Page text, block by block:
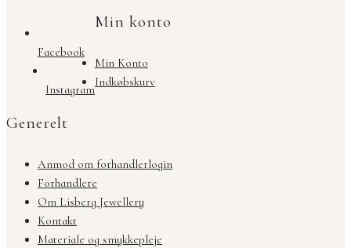
Facebook
Instagram
Min konto
Min Konto
Indkøbskurv
Generelt
Anmod om forhandlerlogin
Forhandlere
Om Lisberg Jewellery
Kontakt
Materiale og smykkepleje